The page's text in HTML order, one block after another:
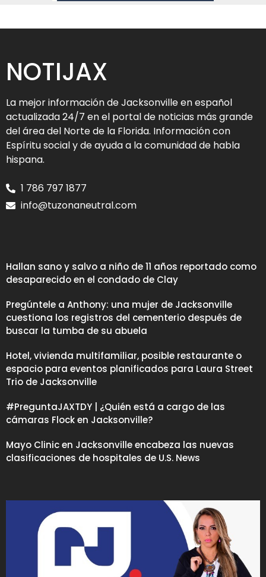
NOTIJAX
La mejor información de Jacksonville en español
actualizada 24/7 en el portal de noticias más grande
del área del Norte de la Florida. Información con
Espíritu social y de ayuda a la comunidad de habla
hispana.
1 786 797 1877
info@tuzonaneutral.com
Hallan sano y salvo a niño de 11 años reportado como
desaparecido en el condado de Clay
Pregúntele a Anthony: una mujer de Jacksonville
cuestiona los registros del cementerio después de
buscar la tumba de su abuela
Hotel, vivienda multifamiliar, posible restaurante o
espacio para eventos planificados para Laura Street
Trio de Jacksonville
#PreguntaJAXTDY | ¿Quién está a cargo de las
cámaras Flock en Jacksonville?
Mayo Clinic en Jacksonville encabeza las nuevas
clasificaciones de hospitales de U.S. News